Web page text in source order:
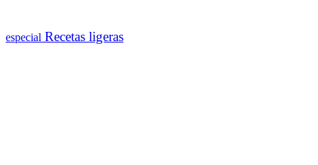
especial Recetas ligeras